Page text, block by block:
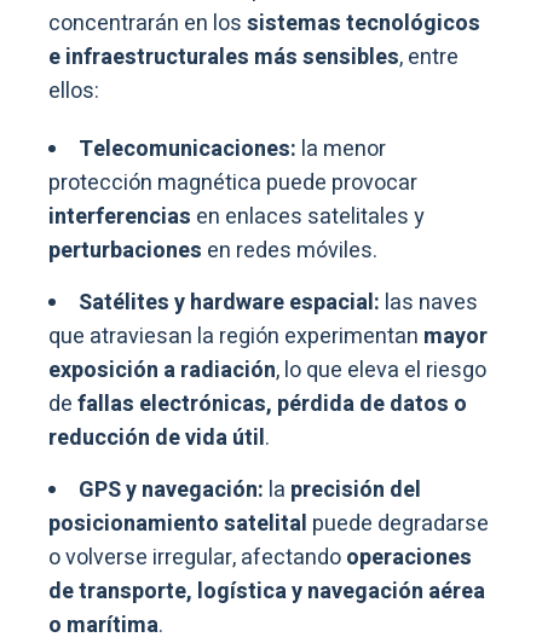
concentrarán en lossistemas tecnológicos
e infraestructurales más sensibles, entre
ellos:
Telecomunicaciones: la menor
protección magnética puede provocar
interferencias en enlaces satelitales y
perturbaciones en redes móviles.
Satélites y hardware espacial: las naves
que atraviesan la región experimentan mayor
exposición a radiación, lo que eleva el riesgo
defallas electrónicas, pérdida de datos o
reducción de vida útil.
GPS y navegación: la precisión del
posicionamiento satelital puede degradarse
o volverse irregular, afectandooperaciones
de transporte, logística y navegación aérea
o marítima.